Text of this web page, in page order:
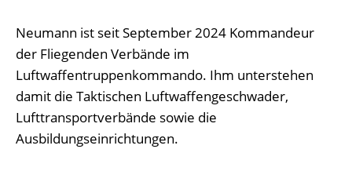
Neumann ist seit September 2024 Kommandeur
der Fliegenden Verbände im
Luftwaffentruppenkommando. Ihm unterstehen
damit die Taktischen Luftwaffengeschwader,
Lufttransportverbände sowie die
Ausbildungseinrichtungen.